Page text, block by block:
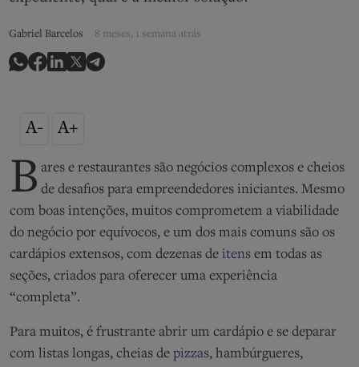
Gabriel Barcelos 8 meses, 1 semana atrás
A- A+
B ares e restaurantes são negócios complexos e cheios
de desafios para empreendedores iniciantes. Mesmo
com boas intenções, muitos comprometem a viabilidade
do negócio por equívocos, e um dos mais comuns são os
cardápios extensos, com dezenas de itens em todas as
seções, criados para oferecer uma experiência
“completa”.
Para muitos, é frustrante abrir um cardápio e se deparar
com listas longas, cheias de pizzas, hambúrgueres,